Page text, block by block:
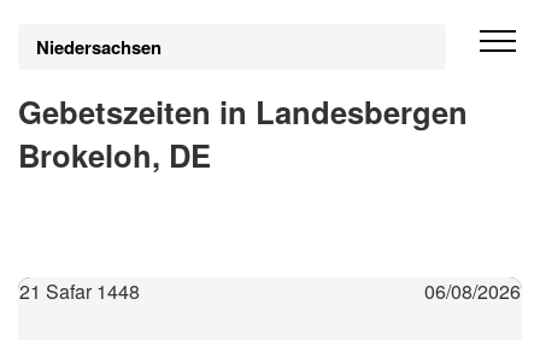
Niedersachsen
Gebetszeiten in Landesbergen
Brokeloh, DE
21 Safar 1448 06/08/2026